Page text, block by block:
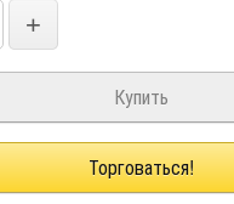
+
Торговаться!